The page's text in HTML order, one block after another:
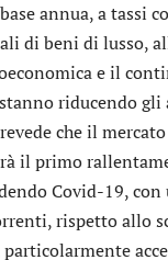
annua, a tassi
di beni di lusso,
e il
riducendo gli
che il
il primo
Covid-19, con
rispetto allo